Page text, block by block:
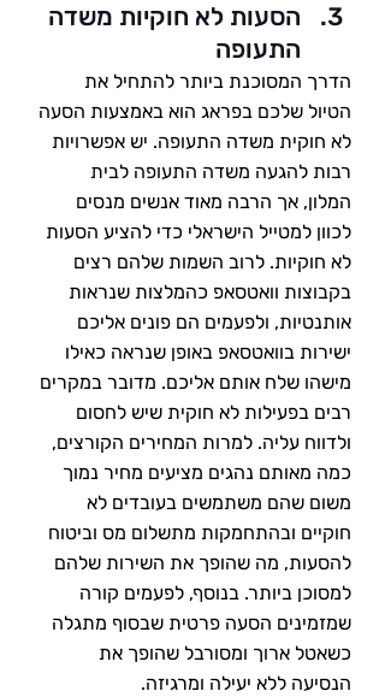
הסעות לא חוקיות משדה
התעופה
הדרך המסוכנת ביותר להתחיל את
הטיול שלכם בפראג הוא באמצעות הסעה
לא חוקית משדה התעופה. יש אפשרויות
רבות להגעה משדה התעופה לבית
המלון, אך הרבה מאוד אנשים מנסים
לכוון למטייל הישראלי כדי להציע הסעות
לא חוקיות. לרוב השמות שלהם רצים
בקבוצות וואטסאפ כהמלצות שנראות
אותנטיות, ולפעמים הם פונים אליכם
ישירות בוואטסאפ באופן שנראה כאילו
מישהו שלח אותם אליכם. מדובר במקרים
רבים בפעילות לא חוקית שיש לחסום
ולדווח עליה. למרות המחירים הקורצים,
כמה מאותם נהגים מציעים מחיר נמוך
משום שהם משתמשים בעובדים לא
חוקיים ובהתחמקות מתשלום מס וביטוח
להסעות, מה שהופך את השירות שלהם
למסוכן ביותר. בנוסף, לפעמים קורה
שמזמינים הסעה פרטית שבסוף מתגלה
כשאטל ארוך ומסורבל שהופך את
הנסיעה ללא יעילה ומרגיזה.